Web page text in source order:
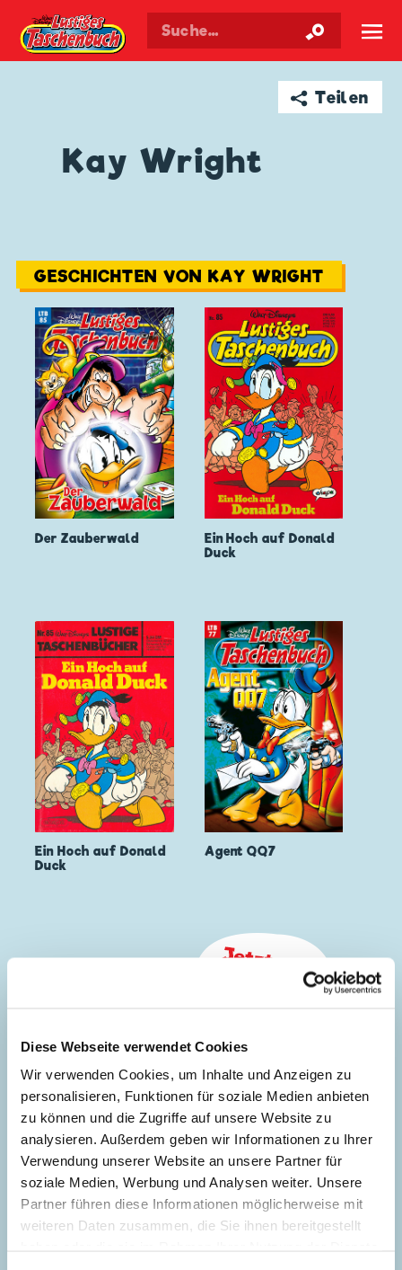
Diese Webseite verwendet Cookies
Wir verwenden Cookies, um Inhalte und Anzeigen zu
personalisieren, Funktionen für soziale Medien anbieten
zu können und die Zugriffe auf unsere Website zu
analysieren. Außerdem geben wir Informationen zu Ihrer
Verwendung unserer Website an unsere Partner für
soziale Medien, Werbung und Analysen weiter. Unsere
Partner führen diese Informationen möglicherweise mit
weiteren Daten zusammen, die Sie ihnen bereitgestellt
Walt Disneys Taschenbuch ☰
➦ Teilen
Kay Wright
GESCHICHTEN VON KAY WRIGHT
Der Zauberwald
Ein Hoch auf Donald
Duck
Ein Hoch auf Donald
Duck
Agent QQ7